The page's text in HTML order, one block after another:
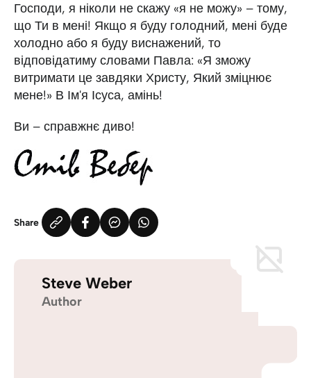
Господи, я ніколи не скажу «я не можу» – тому,
що Ти в мені! Якщо я буду голодний, мені буде
холодно або я буду виснажений, то
відповідатиму словами Павла: «Я зможу
витримати це завдяки Христу, Який зміцнює
мене!» В Ім'я Ісуса, амінь!
Ви – справжнє диво!
Share
Steve Weber
Author